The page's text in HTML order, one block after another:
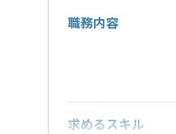
職務内容
求めるスキル